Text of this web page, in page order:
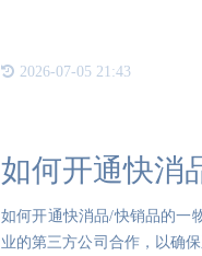
2026-07-05 21:43
如何开通快消
如何开通快消品/快销品的一
业的第三方公司合作，以确